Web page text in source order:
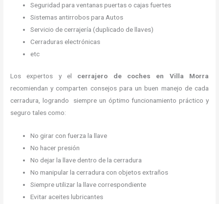
Seguridad para ventanas puertas o cajas fuertes
Sistemas antirrobos para Autos
Servicio de cerrajería (duplicado de llaves)
Cerraduras electrónicas
etc
Los expertos y el cerrajero de coches en Villa Morra
recomiendan y comparten consejos para un buen manejo de cada
cerradura, logrando siempre un óptimo funcionamiento práctico y
seguro tales como:
No girar con fuerza la llave
No hacer presión
No dejar la llave dentro de la cerradura
No manipular la cerradura con objetos extraños
Siempre utilizar la llave correspondiente
Evitar aceites lubricantes